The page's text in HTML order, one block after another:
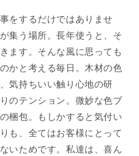
をするだけではありませ
集う場所。長年使うと、そ
ます。そんな風に思っても
かと考える毎日。木材の色
気持ちいい触り心地の研
のテンション。微妙な色ブ
梱包。もしかすると気付い
も、全てはお客様にとって
いためです。私達は、喜ん